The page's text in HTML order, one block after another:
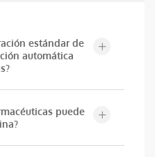
estándar de
automática
puede